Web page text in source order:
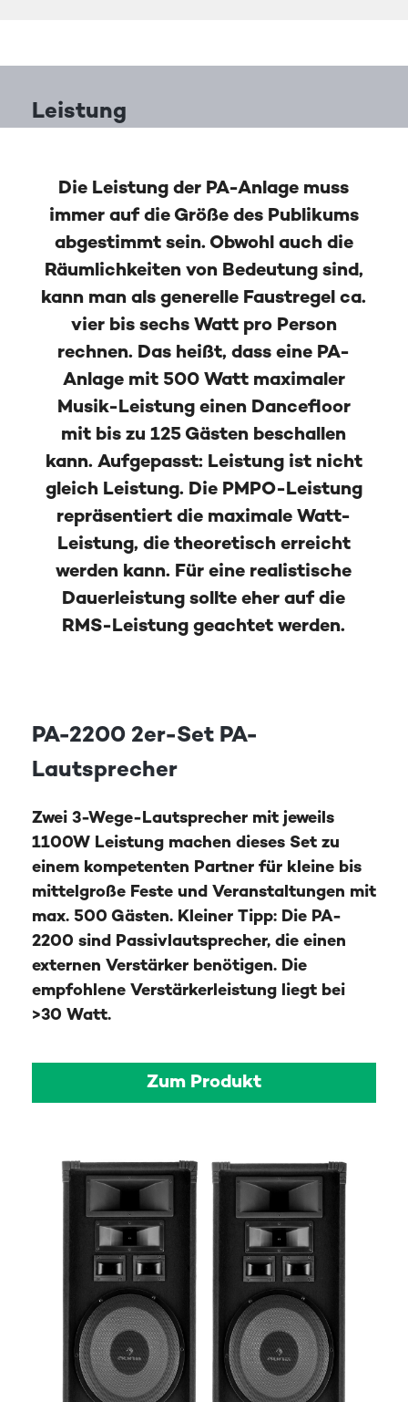
Leistung
Die Leistung der PA-Anlage muss
immer auf die Größe des Publikums
abgestimmt sein. Obwohl auch die
Räumlichkeiten von Bedeutung sind,
kann man als generelle Faustregel ca.
vier bis sechs Watt pro Person
rechnen. Das heißt, dass eine PA-
Anlage mit 500 Watt maximaler
Musik-Leistung einen Dancefloor
mit bis zu 125 Gästen beschallen
kann. Aufgepasst: Leistung ist nicht
gleich Leistung. Die PMPO-Leistung
repräsentiert die maximale Watt-
Leistung, die theoretisch erreicht
werden kann. Für eine realistische
Dauerleistung sollte eher auf die
RMS-Leistung geachtet werden.
PA-2200 2er-Set PA-
Lautsprecher
Zwei 3-Wege-Lautsprecher mit jeweils
1100W Leistung machen dieses Set zu
einem kompetenten Partner für kleine bis
mittelgroße Feste und Veranstaltungen mit
max. 500 Gästen. Kleiner Tipp: Die PA-
2200 sind Passivlautsprecher, die einen
externen Verstärker benötigen. Die
empfohlene Verstärkerleistung liegt bei
>30 Watt.
Zum Produkt